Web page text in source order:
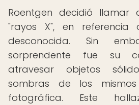
Roentgen decidió llamar
"rayos X", en referencia
desconocida. Sin
sorprendente fue su
atravesar objetos
sombras de los
fotográfica. Este